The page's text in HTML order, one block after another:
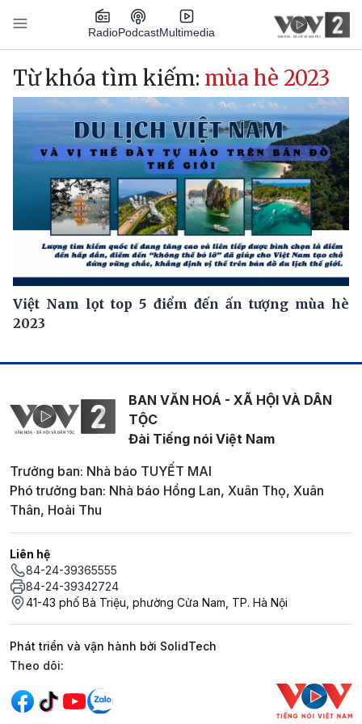
Nhảy đến nội dung
RadioPodcastMultimedia
Main navigation
Từ khóa tìm kiếm: mùa hè 2023
Việt Nam lọt top 5 điểm đến ấn tượng mùa hè
2023
BAN VĂN HOÁ - XÃ HỘI VÀ DÂN
TỘC
Đài Tiếng nói Việt Nam
Trưởng ban: Nhà báo TUYẾT MAI
Phó trưởng ban: Nhà báo Hồng Lan, Xuân Thọ, Xuân
Thân, Hoài Thu
Liên hệ
84-24-39365555
84-24-39342724
41-43 phố Bà Triệu, phường Cửa Nam, TP. Hà Nội
Phát triển và vận hành bởi SolidTech
Mạng xã hội
Theo dõi: